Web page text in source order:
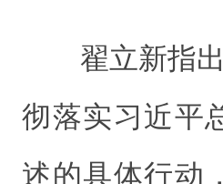
翟立新指
彻落实习近平
述的具体行动